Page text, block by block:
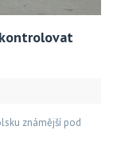
známější pod